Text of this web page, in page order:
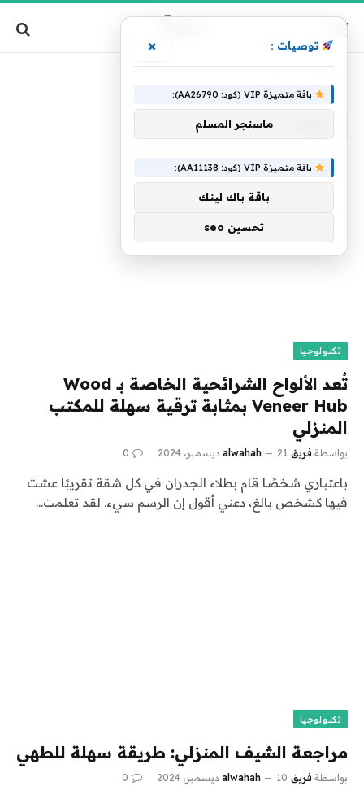
تكنولوجيا
تُعد الألواح الشرائحية الخاصة بـ Wood
Veneer Hub بمثابة ترقية سهلة للمكتب
المنزلي
بواسطة فريق alwahah 21 ديسمبر، 2024 0
باعتباري شخصًا قام بطلاء الجدران في كل شقة تقريبًا عشت
فيها كشخص بالغ، دعني أقول إن الرسم سيء. لقد تعلمت…
تكنولوجيا
مراجعة الشيف المنزلي: طريقة سهلة للطهي
بواسطة فريق alwahah 10 ديسمبر، 2024 0
توصيات : ×
باقة متميزة VIP (كود: AA26790):
ماسنجر المسلم
باقة متميزة VIP (كود: AA11138):
باقة باك لينك
تحسين seo